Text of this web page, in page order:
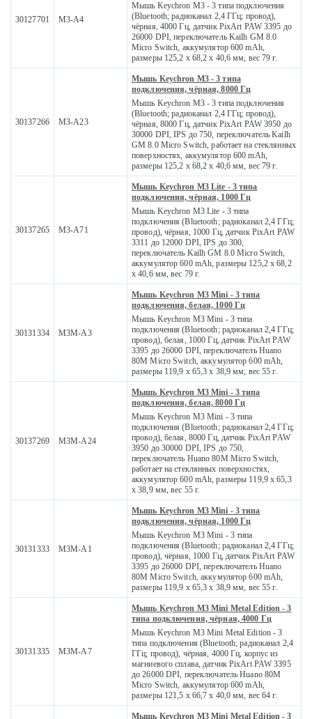
30127701 M3-A4
Мышь Keychron M3 - 3 типа подключения
(Bluetooth; радиоканал 2,4 ГГц; провод),
чёрная, 4000 Гц, датчик PixArt PAW 3395 до
26000 DPI, переключатель Kailh GM 8.0
Micro Switch, аккумулятор 600 mAh,
размеры 125,2 x 68,2 x 40,6 мм, вес 79 г.
30137266 M3-A23
Мышь Keychron M3 - 3 типа
подключения, чёрная, 8000 Гц
Мышь Keychron M3 - 3 типа подключения
(Bluetooth; радиоканал 2,4 ГГц; провод),
чёрная, 8000 Гц, датчик PixArt PAW 3950 до
30000 DPI, IPS до 750, переключатель Kailh
GM 8.0 Micro Switch, работает на стеклянных
поверхностях, аккумулятор 600 mAh,
размеры 125,2 x 68,2 x 40,6 мм, вес 79 г.
30137265 M3-A71
Мышь Keychron M3 Lite - 3 типа
подключения, чёрная, 1000 Гц
Мышь Keychron M3 Lite - 3 типа
подключения (Bluetooth; радиоканал 2,4 ГГц;
провод), чёрная, 1000 Гц, датчик PixArt PAW
3311 до 12000 DPI, IPS до 300,
переключатель Kailh GM 8.0 Micro Switch,
аккумулятор 600 mAh, размеры 125,2 x 68,2
x 40,6 мм, вес 79 г.
30131334 M3M-A3
Мышь Keychron M3 Mini - 3 типа
подключения, белая, 1000 Гц
Мышь Keychron M3 Mini - 3 типа
подключения (Bluetooth; радиоканал 2,4 ГГц;
провод), белая, 1000 Гц, датчик PixArt PAW
3395 до 26000 DPI, переключатель Huano
80M Micro Switch, аккумулятор 600 mAh,
размеры 119,9 x 65,3 x 38,9 мм, вес 55 г.
30137269 M3M-A24
Мышь Keychron M3 Mini - 3 типа
подключения, белая, 8000 Гц
Мышь Keychron M3 Mini - 3 типа
подключения (Bluetooth; радиоканал 2,4 ГГц;
провод), белая, 8000 Гц, датчик PixArt PAW
3950 до 30000 DPI, IPS до 750,
переключатель Huano 80M Micro Switch,
работает на стеклянных поверхностях,
аккумулятор 600 mAh, размеры 119,9 x 65,3
x 38,9 мм, вес 55 г.
30131333 M3M-A1
Мышь Keychron M3 Mini - 3 типа
подключения, чёрная, 1000 Гц
Мышь Keychron M3 Mini - 3 типа
подключения (Bluetooth; радиоканал 2,4 ГГц;
провод), чёрная, 1000 Гц, датчик PixArt PAW
3395 до 26000 DPI, переключатель Huano
80M Micro Switch, аккумулятор 600 mAh,
размеры 119,9 x 65,3 x 38,9 мм, вес 55 г.
30131335 M3M-A7
Мышь Keychron M3 Mini Metal Edition - 3
типа подключения, чёрная, 4000 Гц
Мышь Keychron M3 Mini Metal Edition - 3
типа подключения (Bluetooth; радиоканал 2,4
ГГц; провод), чёрная, 4000 Гц, корпус из
магниевого сплава, датчик PixArt PAW 3395
до 26000 DPI, переключатель Huano 80M
Micro Switch, аккумулятор 600 mAh,
размеры 121,5 x 66,7 x 40,0 мм, вес 64 г.
Мышь Keychron M3 Mini Metal Edition - 3